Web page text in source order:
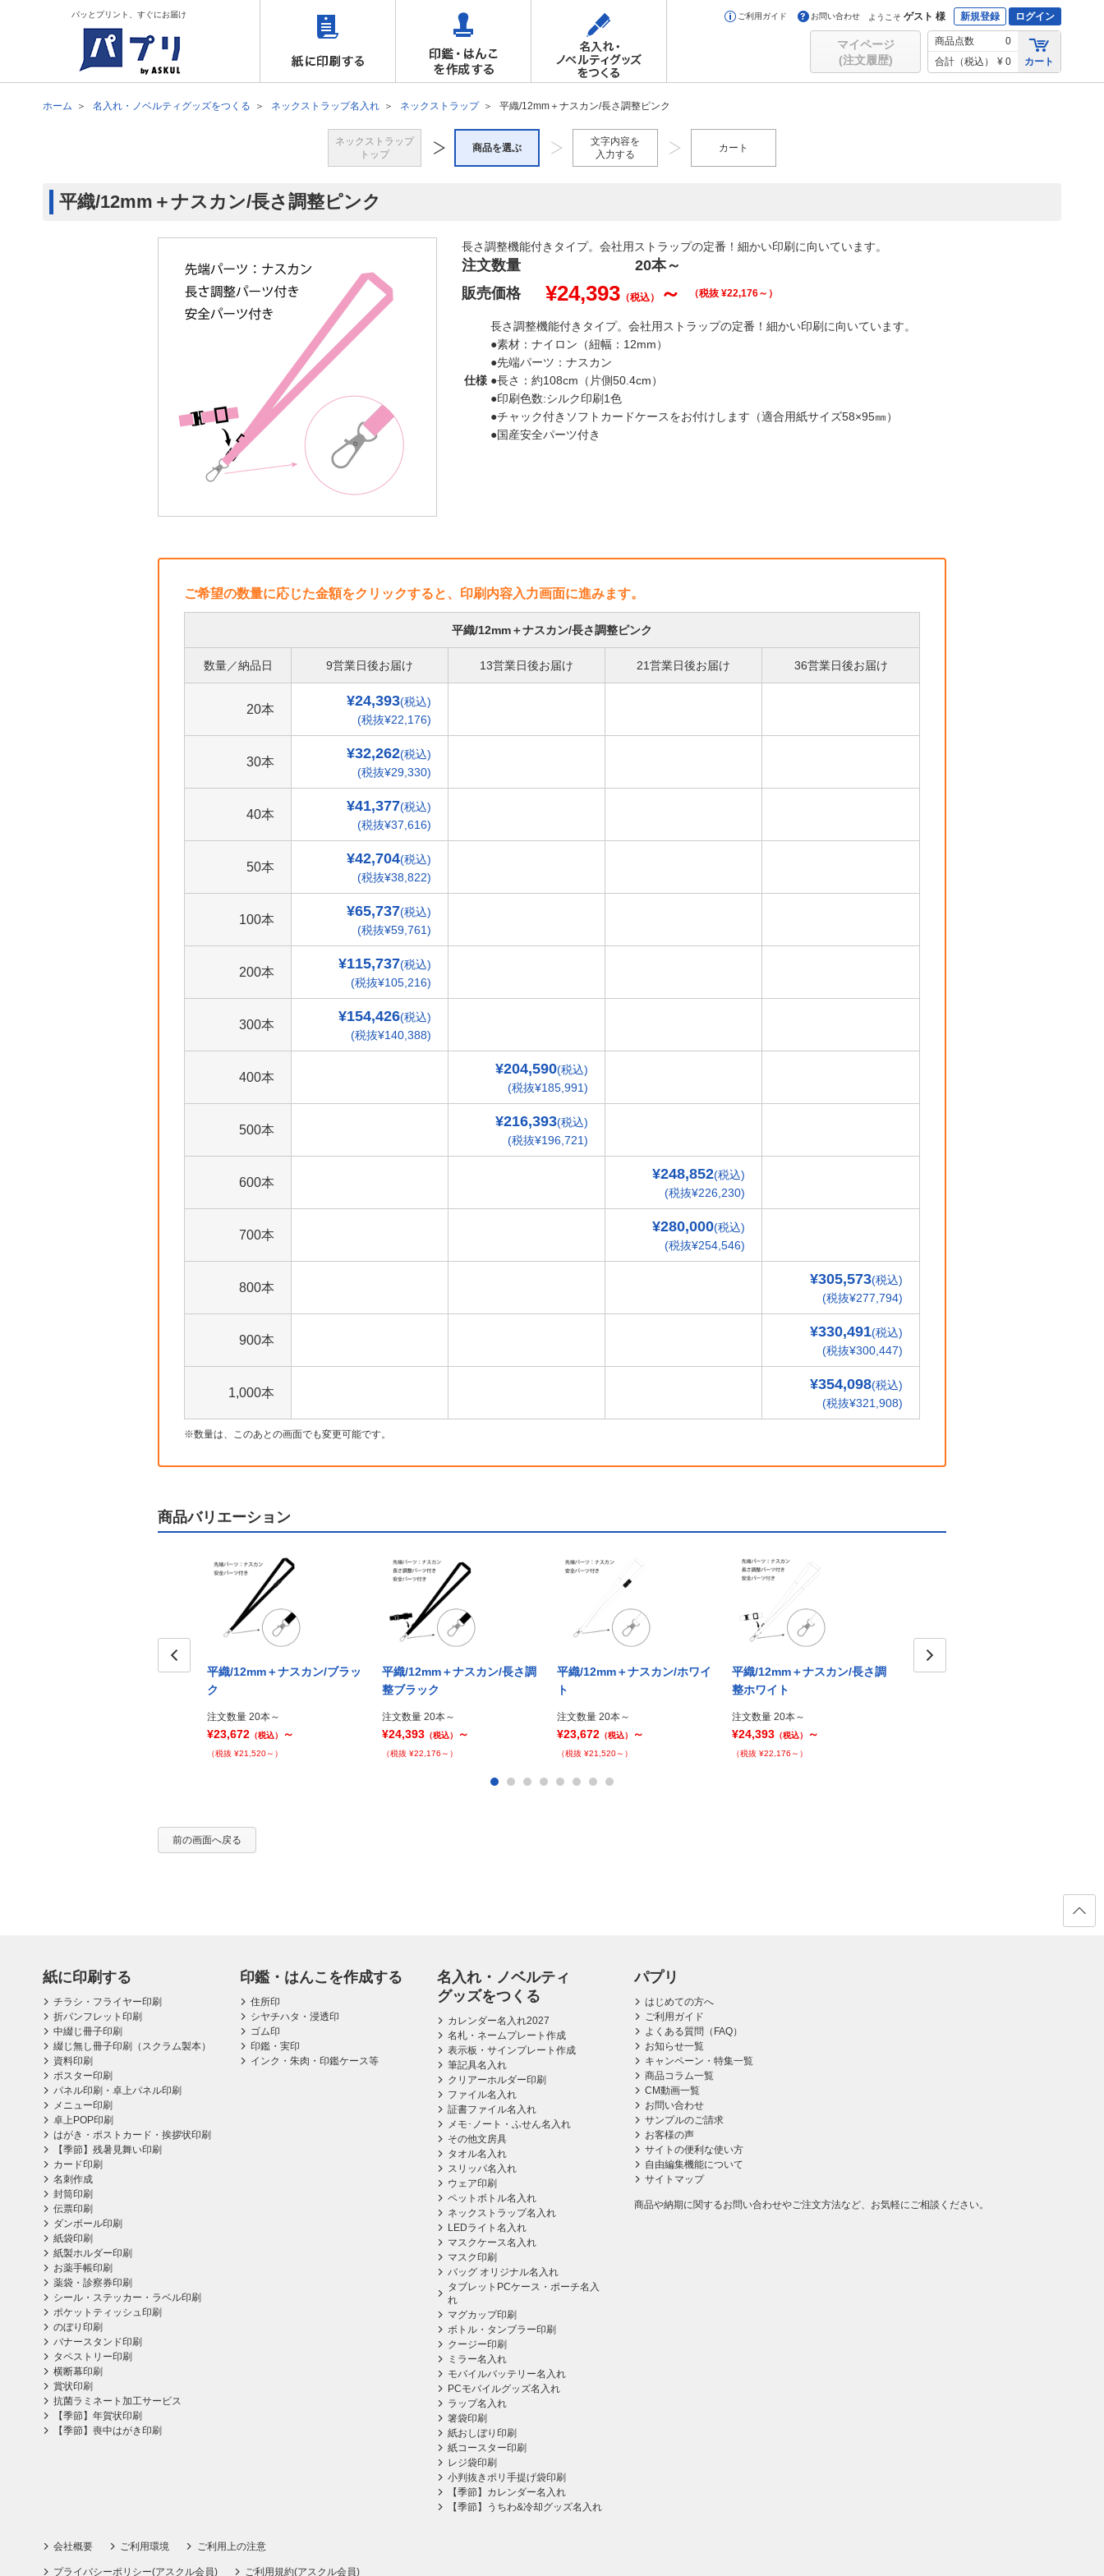
パッとプリント、すぐにお届け ご利用ガイド お問い合わせ ようこそ ゲスト 様 新規登録 ログイン
マイページ
(注文履歴)
商品点数
0
合計（税込）
¥ 0 カート
ホーム 名入れ・ノベルティグッズをつくる ネックストラップ名入れ ネックストラップ 平織/12mm＋ナスカン/長さ調整ピンク
ネックストラップ
トップ
商品を選ぶ
文字内容を
入力する
カート
平織/12mm＋ナスカン/長さ調整ピンク
長さ調整機能付きタイプ。会社用ストラップの定番！細かい印刷に向いています。
注文数量 20本～
販売価格
¥24,393 （税込） ～ （税抜 ¥22,176～）
仕様
長さ調整機能付きタイプ。会社用ストラップの定番！細かい印刷に向いています。
●素材：ナイロン（紐幅：12mm）
●先端パーツ：ナスカン
●長さ：約108cm（片側50.4cm）
●印刷色数:シルク印刷1色
●チャック付きソフトカードケースをお付けします（適合用紙サイズ58×95㎜）
●国産安全パーツ付き
ご希望の数量に応じた金額をクリックすると、印刷内容入力画面に進みます。
平織/12mm＋ナスカン/長さ調整ピンク
数量／納品日 9営業日後お届け 13営業日後お届け 21営業日後お届け 36営業日後お届け
20本
¥24,393(税込)
(税抜¥22,176)
30本
¥32,262(税込)
(税抜¥29,330)
40本
¥41,377(税込)
(税抜¥37,616)
50本
¥42,704(税込)
(税抜¥38,822)
100本
¥65,737(税込)
(税抜¥59,761)
200本
¥115,737(税込)
(税抜¥105,216)
300本
¥154,426(税込)
(税抜¥140,388)
400本
¥204,590(税込)
(税抜¥185,991)
500本
¥216,393(税込)
(税抜¥196,721)
600本
¥248,852(税込)
(税抜¥226,230)
700本
¥280,000(税込)
(税抜¥254,546)
800本
¥305,573(税込)
(税抜¥277,794)
900本
¥330,491(税込)
(税抜¥300,447)
1,000本
¥354,098(税込)
(税抜¥321,908)
数量は、このあとの画面でも変更可能です。
商品バリエーション
平織/12mm＋ナスカン/ブラッ
ク
注文数量 20本～
¥23,672 （税込） ～
（税抜 ¥21,520～）
平織/12mm＋ナスカン/長さ調
整ブラック
注文数量 20本～
¥24,393 （税込） ～
（税抜 ¥22,176～）
平織/12mm＋ナスカン/ホワイ
ト
注文数量 20本～
¥23,672 （税込） ～
（税抜 ¥21,520～）
平織/12mm＋ナスカン/長さ調
整ホワイト
注文数量 20本～
¥24,393 （税込） ～
（税抜 ¥22,176～）
平織/12mm＋ナスカン/ブルー
前の画面へ戻る
紙に印刷する
チラシ・フライヤー印刷
折パンフレット印刷
中綴じ冊子印刷
綴じ無し冊子印刷（スクラム製本）
資料印刷
ポスター印刷
パネル印刷・卓上パネル印刷
メニュー印刷
卓上POP印刷
はがき・ポストカード・挨拶状印刷
【季節】残暑見舞い印刷
カード印刷
名刺作成
封筒印刷
伝票印刷
ダンボール印刷
紙袋印刷
紙製ホルダー印刷
お薬手帳印刷
薬袋・診察券印刷
シール・ステッカー・ラベル印刷
ポケットティッシュ印刷
のぼり印刷
バナースタンド印刷
タペストリー印刷
横断幕印刷
賞状印刷
抗菌ラミネート加工サービス
【季節】年賀状印刷
【季節】喪中はがき印刷
印鑑・はんこを作成する
住所印
シヤチハタ・浸透印
ゴム印
印鑑・実印
インク・朱肉・印鑑ケース等
名入れ・ノベルティ
グッズをつくる
カレンダー名入れ2027
名札・ネームプレート作成
表示板・サインプレート作成
筆記具名入れ
クリアーホルダー印刷
ファイル名入れ
証書ファイル名入れ
メモ･ノート・ふせん名入れ
その他文房具
タオル名入れ
スリッパ名入れ
ウェア印刷
ペットボトル名入れ
ネックストラップ名入れ
LEDライト名入れ
マスクケース名入れ
マスク印刷
バッグ オリジナル名入れ
タブレットPCケース・ポーチ名入
れ
マグカップ印刷
ボトル・タンブラー印刷
クージー印刷
ミラー名入れ
モバイルバッテリー名入れ
PCモバイルグッズ名入れ
ラップ名入れ
箸袋印刷
紙おしぼり印刷
紙コースター印刷
レジ袋印刷
小判抜きポリ手提げ袋印刷
【季節】カレンダー名入れ
【季節】うちわ&冷却グッズ名入れ
パプリ
はじめての方へ
ご利用ガイド
よくある質問（FAQ）
お知らせ一覧
キャンペーン・特集一覧
商品コラム一覧
CM動画一覧
お問い合わせ
サンプルのご請求
お客様の声
サイトの便利な使い方
自由編集機能について
サイトマップ
商品や納期に関するお問い合わせやご注文方法など、お気軽にご相談ください。
会社概要 ご利用環境 ご利用上の注意
プライバシーポリシー(アスクル会員) ご利用規約(アスクル会員)